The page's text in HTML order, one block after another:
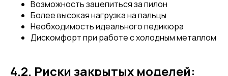
Возможность зацепиться за пилон
Более высокая нагрузка на пальцы
Необходимость идеального педикюра
Дискомфорт при работе с холодным металлом
4.2. Риски закрытых моделей: